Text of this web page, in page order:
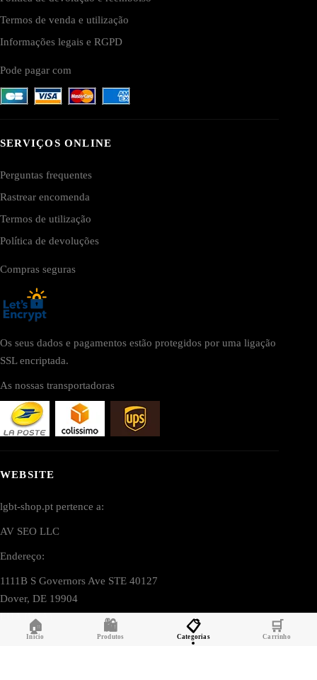
Termos de venda e utilização
Informações legais e RGPD
Pode pagar com
SERVIÇOS ONLINE
Perguntas frequentes
Rastrear encomenda
Termos de utilização
Política de devoluções
Compras seguras
Os seus dados e pagamentos estão protegidos por uma ligação
SSL encriptada.
As nossas transportadoras
WEBSITE
lgbt-shop.pt pertence a:
AV SEO LLC
Endereço:
1111B S Governors Ave STE 40127
Dover, DE 19904
EUA (USA)
🏠
Início
🛍️
Produtos
📋
Categorias
🛒
Carrinho